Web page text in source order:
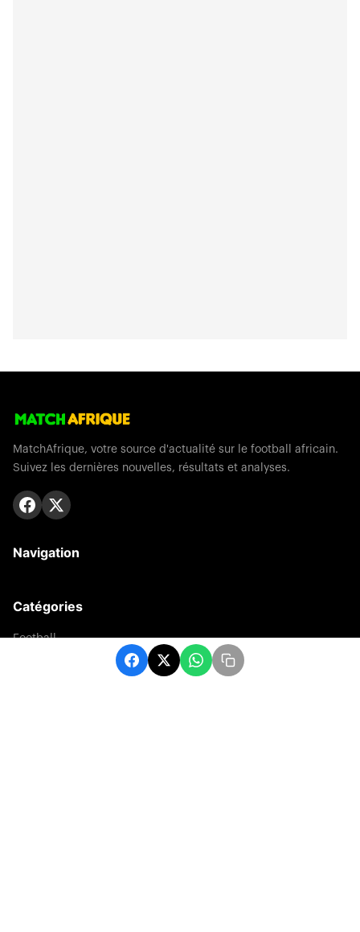
MatchAfrique, votre source d'actualité sur le football africain.
Suivez les dernières nouvelles, résultats et analyses.
Navigation
Catégories
Football